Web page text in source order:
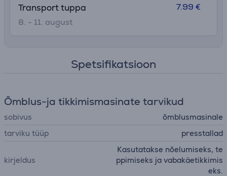
Transport tuppa
8. - 11. august
7.99 €
Spetsifikatsioon
Õmblus-ja tikkimismasinate tarvikud
sobivus
õmblusmasinale
tarviku tüüp
presstallad
kirjeldus
Kasutatakse nõelumiseks, te
ppimiseks ja vabakäetikkimis
eks.